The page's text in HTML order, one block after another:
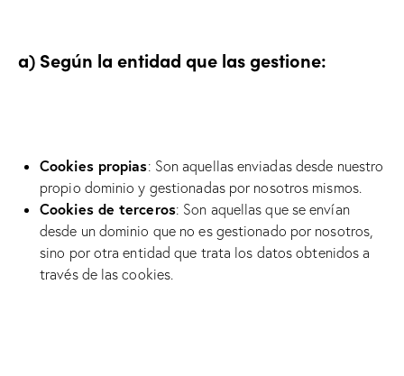
a) Según la entidad que las gestione:
Cookies propias: Son aquellas enviadas desde nuestro
propio dominio y gestionadas por nosotros mismos.
Cookies de terceros: Son aquellas que se envían
desde un dominio que no es gestionado por nosotros,
sino por otra entidad que trata los datos obtenidos a
través de las cookies.